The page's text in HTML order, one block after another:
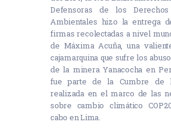
Defensoras de los
Ambientales hizo la entrega
firmas recolectadas a nivel
de Máxima Acuña, una
cajamarquina que sufre los
de la minera Yanacocha en
fue parte de la Cumbre de
realizada en el marco de las
sobre cambio climático
cabo en Lima.